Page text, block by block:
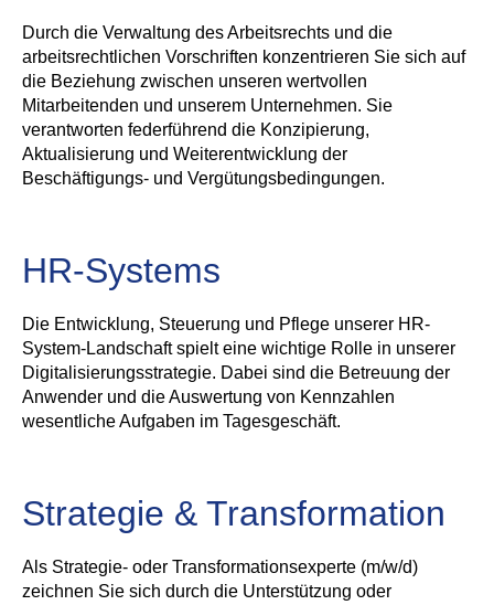
Durch die Verwaltung des Arbeitsrechts und die
arbeitsrechtlichen Vorschriften konzentrieren Sie sich auf
die Beziehung zwischen unseren wertvollen
Mitarbeitenden und unserem Unternehmen. Sie
verantworten federführend die Konzipierung,
Aktualisierung und Weiterentwicklung der
Beschäftigungs- und Vergütungsbedingungen.
HR-Systems
Die Entwicklung, Steuerung und Pflege unserer HR-
System-Landschaft spielt eine wichtige Rolle in unserer
Digitalisierungsstrategie. Dabei sind die Betreuung der
Anwender und die Auswertung von Kennzahlen
wesentliche Aufgaben im Tagesgeschäft.
Strategie & Transformation
Als Strategie- oder Transformationsexperte (m/w/d)
zeichnen Sie sich durch die Unterstützung oder